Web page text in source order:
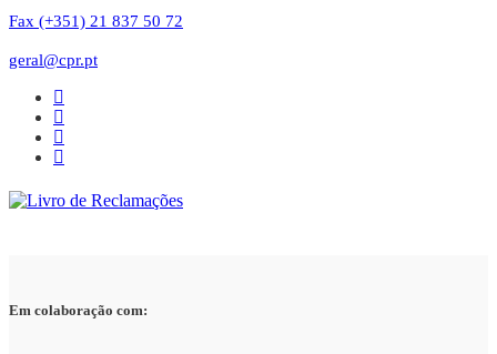
Fax (+351) 21 837 50 72
geral@cpr.pt
Em colaboração com: